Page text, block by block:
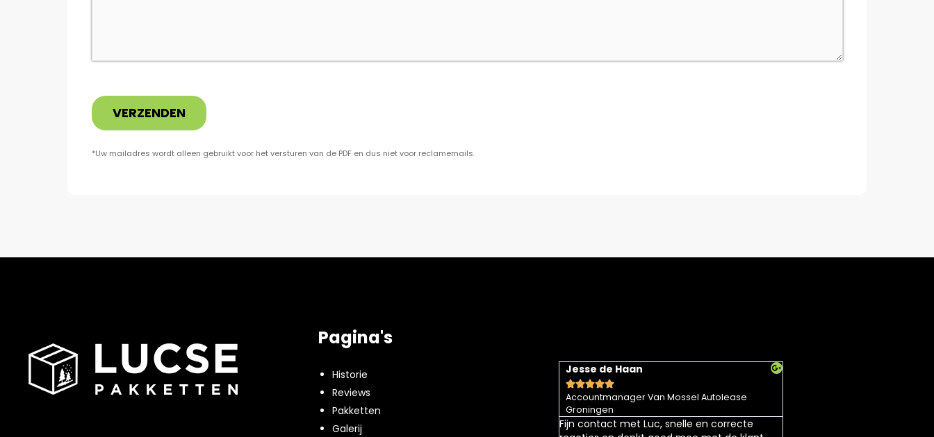
VERZENDEN
*Uw mailadres wordt alleen gebruikt voor het versturen van de PDF en dus niet voor reclamemails.
Pagina's
Historie
Reviews
Pakketten
Galerij
Tim Staal
Mooie kerstpakketen, leuke producten van
ondernemingen/bedrijven in de buurt
Jesse de Haan

Accountmanager Van Mossel Autolease
Groningen
Fijn contact met Luc, snelle en correcte